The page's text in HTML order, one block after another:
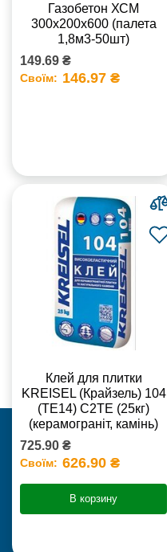
Газобетон ХСМ
300x200x600 (палета
1,8м3-50шт)
149.69 ₴
Своїм: 146.97 ₴
Клей для плитки
KREISEL (Крайзель) 104
(ТЕ14) С2TE (25кг)
(керамограніт, камінь)
725.90 ₴
Своїм: 626.90 ₴
В корзину